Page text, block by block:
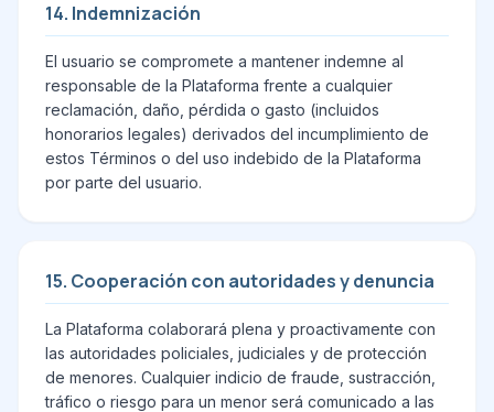
14. Indemnización
El usuario se compromete a mantener indemne al
responsable de la Plataforma frente a cualquier
reclamación, daño, pérdida o gasto (incluidos
honorarios legales) derivados del incumplimiento de
estos Términos o del uso indebido de la Plataforma
por parte del usuario.
15. Cooperación con autoridades y denuncia
La Plataforma colaborará plena y proactivamente con
las autoridades policiales, judiciales y de protección
de menores. Cualquier indicio de fraude, sustracción,
tráfico o riesgo para un menor será comunicado a las